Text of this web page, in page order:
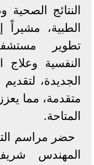
النتائج
الطبية،
تطوير
النفسية وعلاج
الجديدة،
متقدمة، مما
المتاحة.
حضر مراسم
المهندس